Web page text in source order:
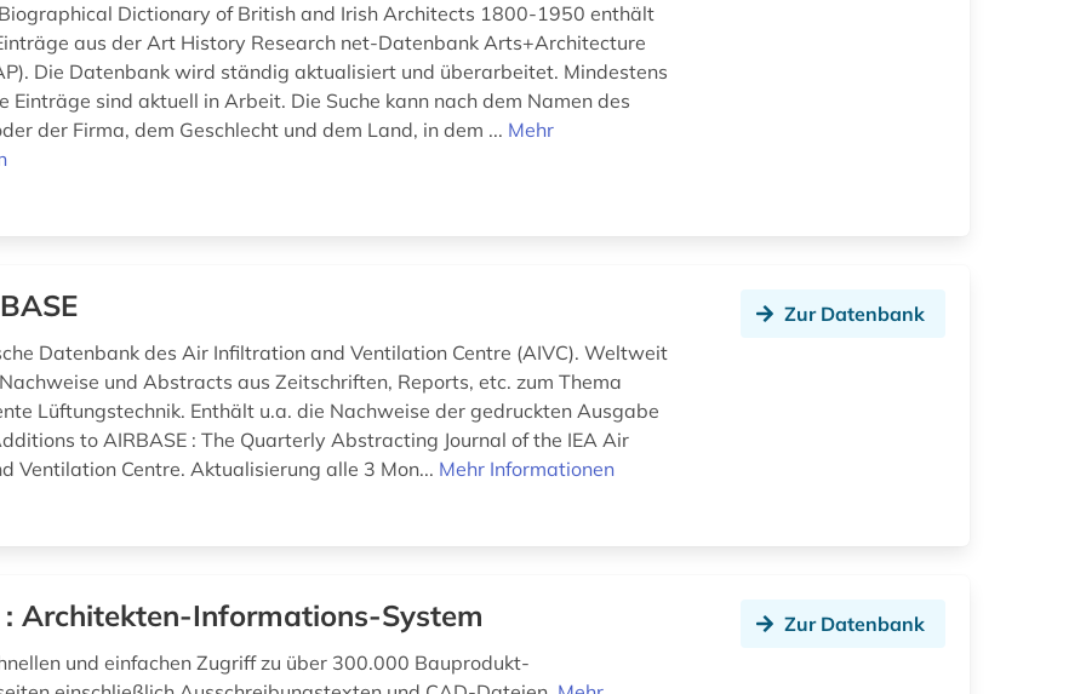
Dictionary of British and Irish Architects 1800-1950 enthält
aus der Art History Research net-Datenbank Arts+Architecture
Die Datenbank wird ständig aktualisiert und überarbeitet. Mindestens
Einträge sind aktuell in Arbeit. Die Suche kann nach dem Namen des
der Firma, dem Geschlecht und dem Land, in dem ... Mehr
Datenbank des Air Infiltration and Ventilation Centre (AIVC). Weltweit
und Abstracts aus Zeitschriften, Reports, etc. zum Thema
Lüftungstechnik. Enthält u.a. die Nachweise der gedruckten Ausgabe
to AIRBASE : The Quarterly Abstracting Journal of the IEA Air
Ventilation Centre. Aktualisierung alle 3 Mon... Mehr Informationen
Zur Datenbank
: Architekten-Informations-System
und einfachen Zugriff zu über 300.000 Bauprodukt-
Zur Datenbank